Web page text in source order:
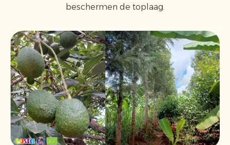
beschermen de toplaag.